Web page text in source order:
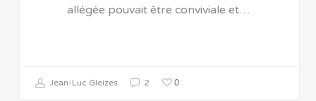
allégée pouvait être conviviale et…
Jean-Luc Gleizes 2 0